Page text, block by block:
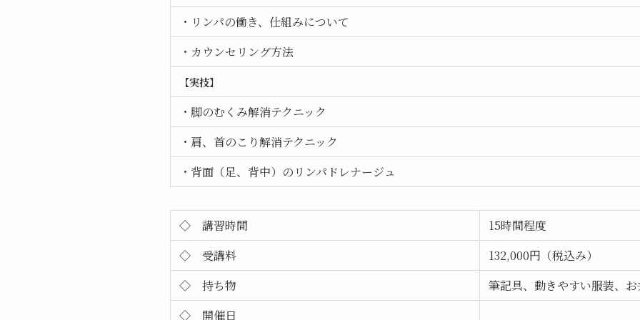
・リンパの働き、仕組みについて
・カウンセリング方法
【実技】
・脚のむくみ解消テクニック
・肩、首のこり解消テクニック
・背面（足、背中）のリンパドレナージュ
◇ 講習時間
15時間程度
◇ 受講料
132,000円（税込み）
◇ 持ち物
筆記具、動きやすい服装、
◇ 開催日